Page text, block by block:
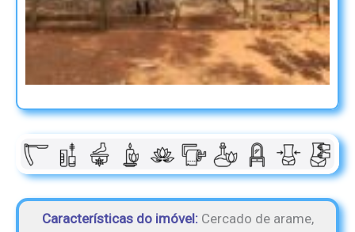
Características do imóvel: Cercado de arame,